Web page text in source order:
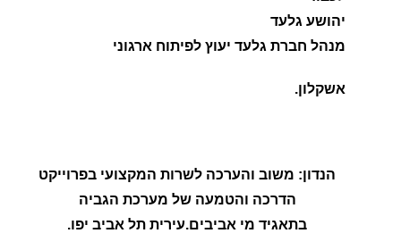
יהושע גלעד
מנהל חברת גלעד יעוץ לפיתוח ארגוני
אשקלון.
הנדון: משוב והערכה לשרות המקצועי בפרוייקט
הדרכה והטמעה של מערכת הגביה
בתאגיד מי אביבים.עירית תל אביב יפו.